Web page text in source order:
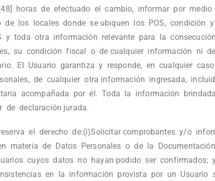
horas de efectuado el cambio, informar por
los locales donde se ubiquen los POS, condición
toda otra información relevante para la
su condición fiscal o de cualquier información ni
El Usuario garantiza y responde, en cualquier
de cualquier otra información ingresada,
acompañada por él. Toda la información
de declaración jurada.
el derecho de:(i)Solicitar comprobantes y/o
materia de Datos Personales o de la
cuyos datos no hayan podido ser confirmados;
en la información provista por un Usuario